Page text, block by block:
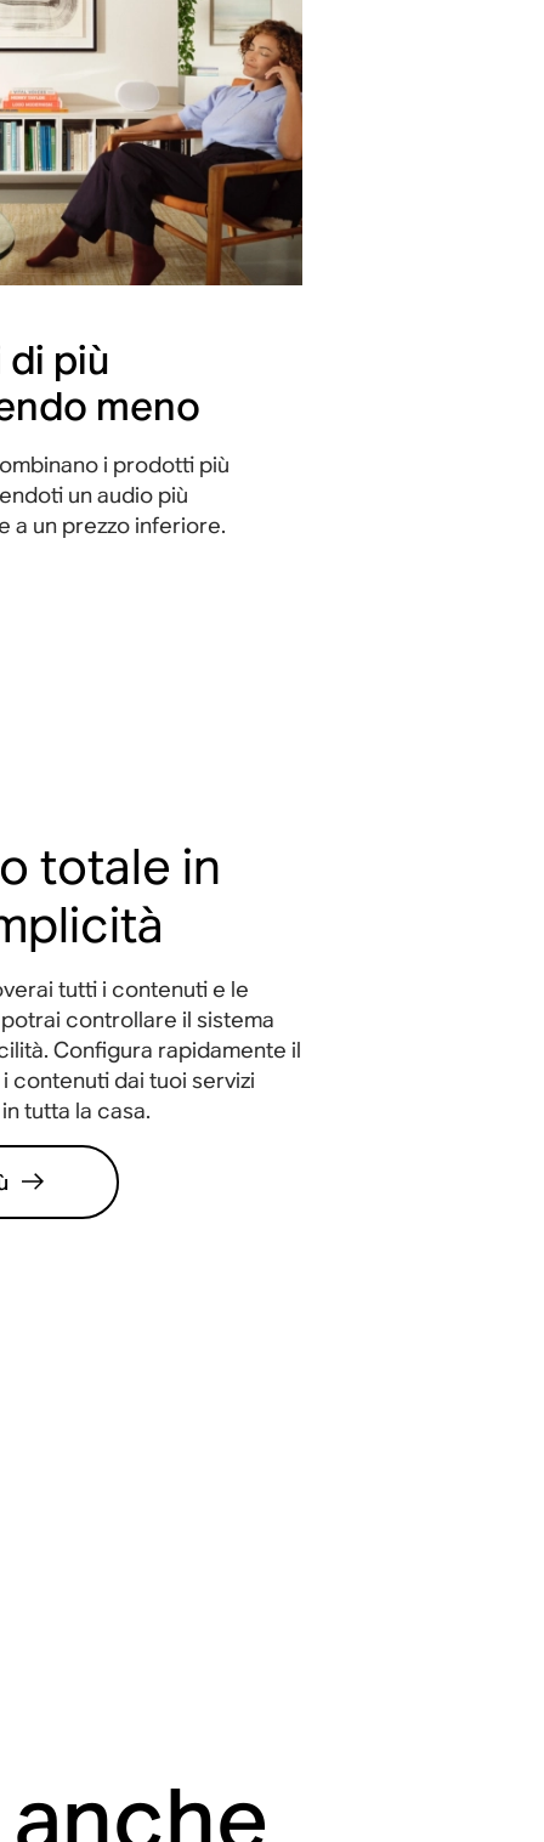
più
meno
i prodotti più
un audio più
a un prezzo inferiore.
totale in
tutti i contenuti e le
controllare il sistema
Configura rapidamente il
contenuti dai tuoi servizi
tutta la casa.